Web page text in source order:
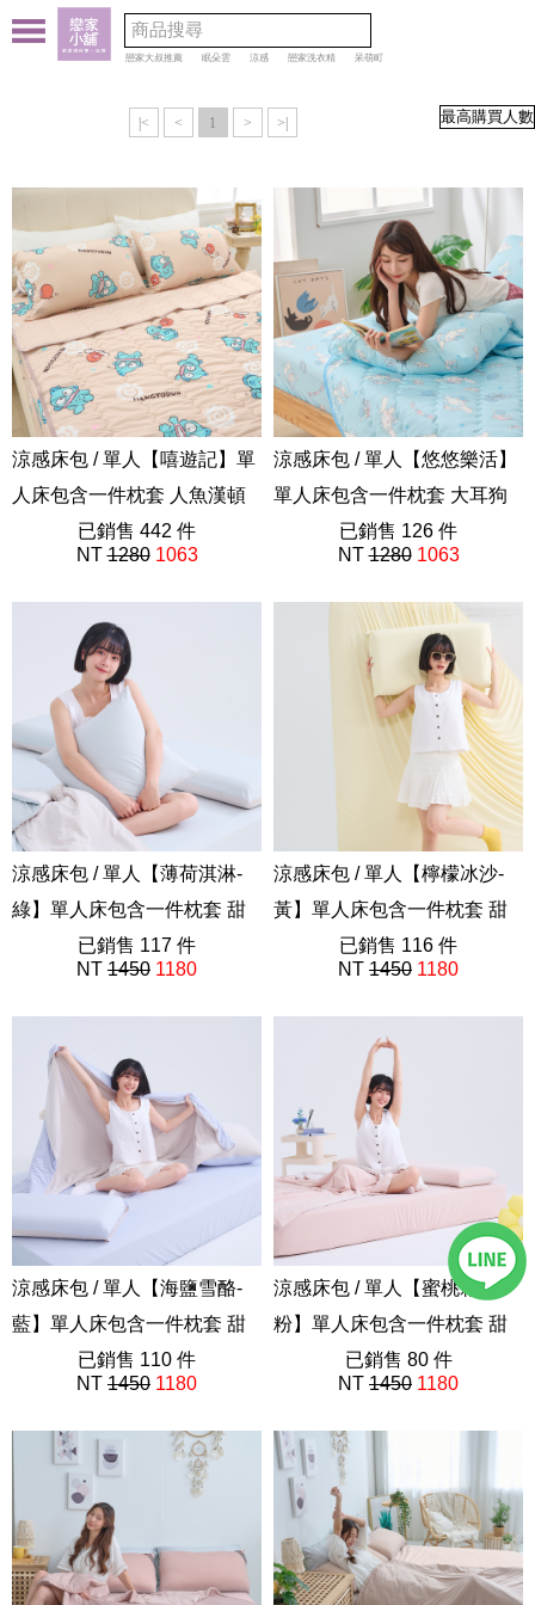
戀家大叔推薦 眠朵雲 涼感 戀家洗衣精 呆萌町
|< < 1 > >|
涼感床包 / 單人【嘻遊記】單
人床包含一件枕套 人魚漢頓
醜魚 卡通 炫冰系列
已銷售 442 件
NT1280 1063
涼感床包 / 單人【悠悠樂活】
單人床包含一件枕套 大耳狗
卡通 炫冰系列已銷售 126 件
NT1280 1063
涼感床包 / 單人【薄荷淇淋-
綠】單人床包含一件枕套 甜
霜系列 瞬間降溫 越躺越涼
已銷售 117 件
NT 1450 1180
涼感床包 / 單人【檸檬冰沙-
黃】單人床包含一件枕套 甜
霜系列 瞬間降溫 越躺越涼
已銷售 116 件
NT 1450 1180
涼感床包 / 單人【海鹽雪酪-
藍】單人床包含一件枕套 甜
霜系列 瞬間降溫 越躺越涼
已銷售 110 件
NT 1450 1180
涼感床包 / 單人【蜜桃霜淇-
粉】單人床包含一件枕套 甜
霜系列 瞬間降溫 越躺越涼
已銷售 80 件
NT 1450 1180